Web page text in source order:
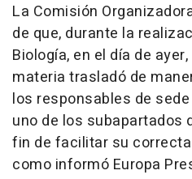
La Comisión
de que, durante la
Biología, en el día de
materia trasladó de
los responsables de
uno de los subapartados
fin de facilitar su
como informó Europa